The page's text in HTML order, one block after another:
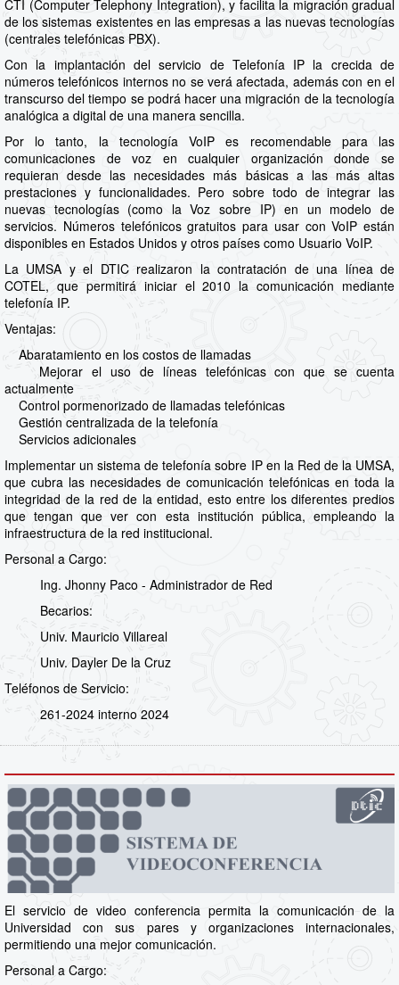
CTI (Computer Telephony Integration), y facilita la migración gradual
de los sistemas existentes en las empresas a las nuevas tecnologías
(centrales telefónicas PBX).
Con la implantación del servicio de Telefonía IP la crecida de
números telefónicos internos no se verá afectada, además con en el
transcurso del tiempo se podrá hacer una migración de la tecnología
analógica a digital de una manera sencilla.
Por lo tanto, la tecnología VoIP es recomendable para las
comunicaciones de voz en cualquier organización donde se
requieran desde las necesidades más básicas a las más altas
prestaciones y funcionalidades. Pero sobre todo de integrar las
nuevas tecnologías (como la Voz sobre IP) en un modelo de
servicios. Números telefónicos gratuitos para usar con VoIP están
disponibles en Estados Unidos y otros países como Usuario VoIP.
La UMSA y el DTIC realizaron la contratación de una línea de
COTEL, que permitirá iniciar el 2010 la comunicación mediante
telefonía IP.
Ventajas:
Abaratamiento en los costos de llamadas
Mejorar el uso de líneas telefónicas con que se cuenta
actualmente
Control pormenorizado de llamadas telefónicas
Gestión centralizada de la telefonía
Servicios adicionales
Implementar un sistema de telefonía sobre IP en la Red de la UMSA,
que cubra las necesidades de comunicación telefónicas en toda la
integridad de la red de la entidad, esto entre los diferentes predios
que tengan que ver con esta institución pública, empleando la
infraestructura de la red institucional.
Personal a Cargo:
Ing. Jhonny Paco - Administrador de Red
Becarios:
Univ. Mauricio Villareal
Univ. Dayler De la Cruz
Teléfonos de Servicio:
261-2024 interno 2024
El servicio de video conferencia permita la comunicación de la
Universidad con sus pares y organizaciones internacionales,
permitiendo una mejor comunicación.
Personal a Cargo: